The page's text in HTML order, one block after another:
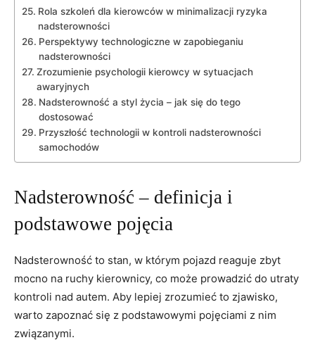
Rola ‍szkoleń dla ​kierowców w minimalizacji ryzyka
nadsterowności
Perspektywy technologiczne ⁤w zapobieganiu ​
nadsterowności
Zrozumienie psychologii kierowcy ​w sytuacjach
awaryjnych
Nadsterowność a styl życia – ‍jak się do tego
dostosować
Przyszłość​ technologii⁣ w kontroli nadsterowności
samochodów
Nadsterowność – definicja i
podstawowe pojęcia
Nadsterowność⁢ to stan, w którym pojazd reaguje​ zbyt
mocno na ⁤ruchy⁤ kierownicy, ​co może prowadzić do ‌utraty
kontroli nad‍ autem. Aby⁢ lepiej​ zrozumieć ⁢to⁤ zjawisko,⁤
warto ⁣zapoznać się ⁣z podstawowymi pojęciami z nim
związanymi.